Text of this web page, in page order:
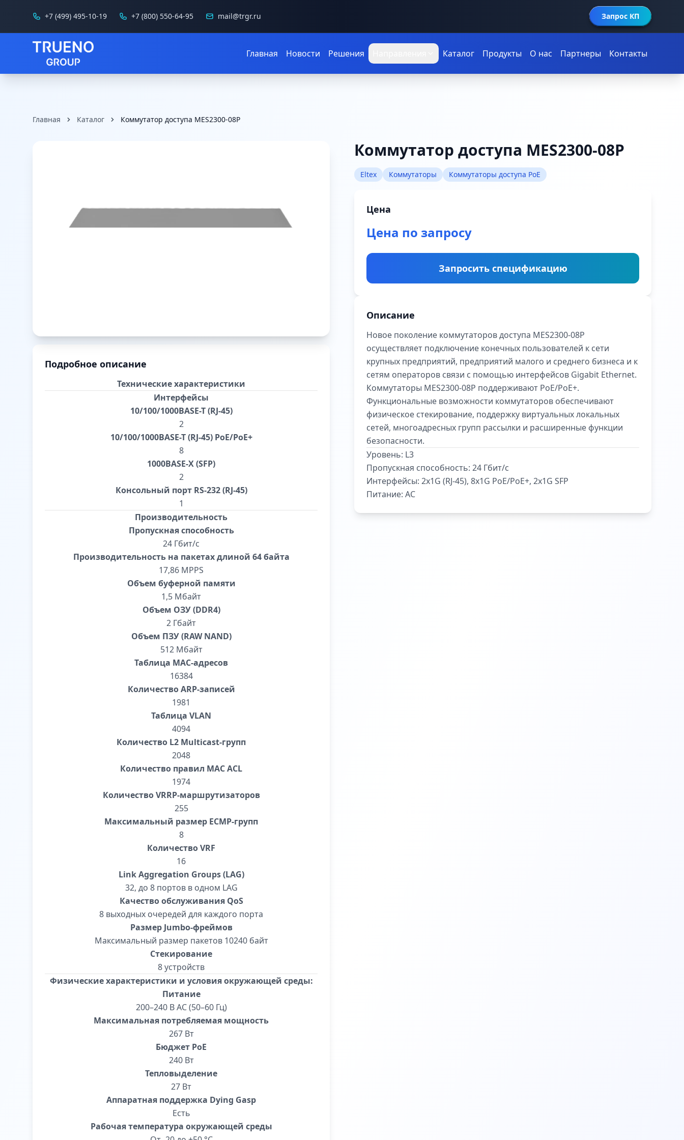
+7 (499) 495-10-19 +7 (800) 550-64-95 mail@trgr.ru Запрос КП
Главная Новости Решения Каталог Продукты О нас Партнеры Контакты
Главная Каталог Коммутатор доступа MES2300-08P
Коммутатор доступа MES2300-08P
Eltex Коммутаторы Коммутаторы доступа PoE
Цена
Цена по запросу
Запросить спецификацию
Описание
Новое поколение коммутаторов доступа MES2300-08P
осуществляет подключение конечных пользователей к сети
крупных предприятий, предприятий малого и среднего бизнеса и к
сетям операторов связи с помощью интерфейсов Gigabit Ethernet.
Коммутаторы MES2300-08P поддерживают PoE/PoE+.
Функциональные возможности коммутаторов обеспечивают
физическое стекирование, поддержку виртуальных локальных
сетей, многоадресных групп рассылки и расширенные функции
безопасности.
Уровень: L3
Пропускная способность: 24 Гбит/с
Интерфейсы: 2x1G (RJ-45), 8x1G PoE/PoE+, 2х1G SFP
Питание: AC
Подробное описание
Технические характеристики
Интерфейсы
10/100/1000BASE-T (RJ-45)
2
10/100/1000BASE-T (RJ-45) PoE/PoE+
8
1000BASE-X (SFP)
2
Консольный порт RS-232 (RJ-45)
1
Производительность
Пропускная способность
24 Гбит/с
Производительность на пакетах длиной 64 байта
17,86 MPPS
Объем буферной памяти
1,5 Мбайт
Объем ОЗУ (DDR4)
2 Гбайт
Объем ПЗУ (RAW NAND)
512 Мбайт
Таблица MAC-адресов
16384
Количество ARP-записей
1981
Таблица VLAN
4094
Количество L2 Multicast-групп
2048
Количество правил MAC ACL
1974
Количество VRRP-маршрутизаторов
255
Максимальный размер ECMP-групп
8
Количество VRF
16
Link Aggregation Groups (LAG)
32, до 8 портов в одном LAG
Качество обслуживания QoS
8 выходных очередей для каждого порта
Размер Jumbo-фреймов
Максимальный размер пакетов 10240 байт
Стекирование
8 устройств
Физические характеристики и условия окружающей среды:
Питание
200–240 В АС (50–60 Гц)
Максимальная потребляемая мощность
267 Вт
Бюджет PoE
240 Вт
Тепловыделение
27 Вт
Аппаратная поддержка Dying Gasp
Есть
Рабочая температура окружающей среды